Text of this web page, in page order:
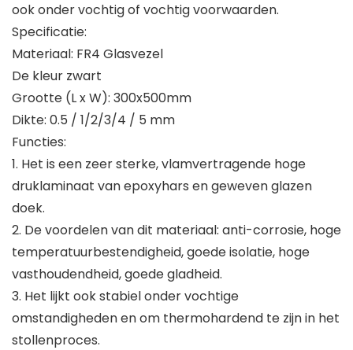
ook onder vochtig of vochtig voorwaarden.
Specificatie:
Materiaal: FR4 Glasvezel
De kleur zwart
Grootte (L x W): 300x500mm
Dikte: 0.5 / 1/2/3/4 / 5 mm
Functies:
1. Het is een zeer sterke, vlamvertragende hoge
druklaminaat van epoxyhars en geweven glazen
doek.
2. De voordelen van dit materiaal: anti-corrosie, hoge
temperatuurbestendigheid, goede isolatie, hoge
vasthoudendheid, goede gladheid.
3. Het lijkt ook stabiel onder vochtige
omstandigheden en om thermohardend te zijn in het
stollenproces.